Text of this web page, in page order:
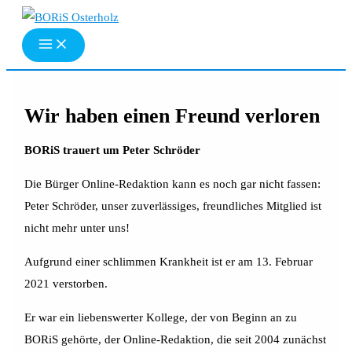
Zum
Inhalt
springen
Wir haben einen Freund verloren
BORiS trauert um Peter Schröder
Die Bürger Online-Redaktion kann es noch gar nicht fassen:
Peter Schröder, unser zuverlässiges, freundliches Mitglied ist
nicht mehr unter uns!
Aufgrund einer schlimmen Krankheit ist er am 13. Februar
2021 verstorben.
Er war ein liebenswerter Kollege, der von Beginn an zu
BORiS gehörte, der Online-Redaktion, die seit 2004 zunächst